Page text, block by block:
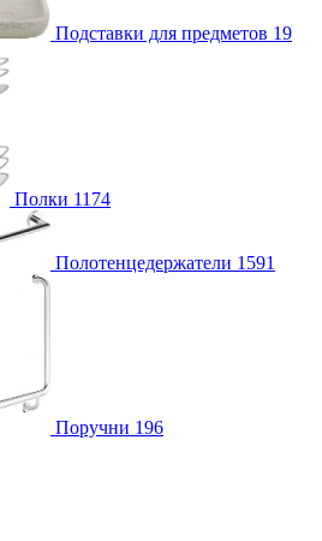
Подставки для предметов 19
Полки 1174
Полотенцедержатели 1591
Поручни 196